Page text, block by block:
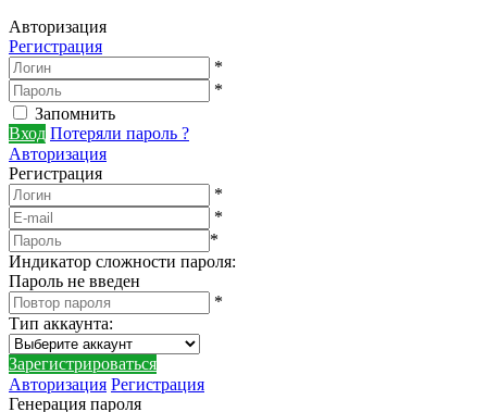
Авторизация
Регистрация
*
*
Запомнить
Вход Потеряли пароль ?
Авторизация
Регистрация
*
*
*
Индикатор сложности пароля:
Пароль не введен
*
Тип аккаунта:
Зарегистрироваться
Авторизация Регистрация
Генерация пароля